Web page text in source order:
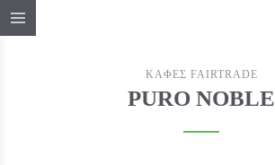
ΚΑΦΕΣ FAIRTRADE
PURO NOBLE